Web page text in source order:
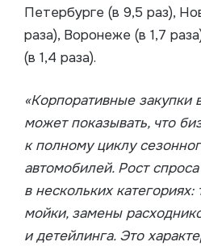
Петербурге (в 9,5 раз),
раза), Воронеже (в 1,7
(в 1,4 раза).
«Корпоративные закупки
может показывать, что
к полному циклу
автомобилей. Рост
в нескольких
мойки, замены
и детейлинга. Это